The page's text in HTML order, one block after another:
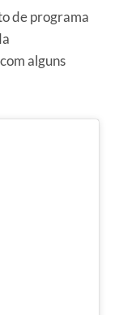
de programa
alguns